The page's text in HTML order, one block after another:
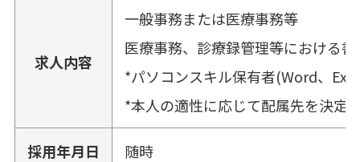
求人内容
一般事務または医療事務等
医療事務、診療録管理等における
*パソコンスキル保有者(Word、
*本人の適性に応じて配属先を決定
採用年月日 随時